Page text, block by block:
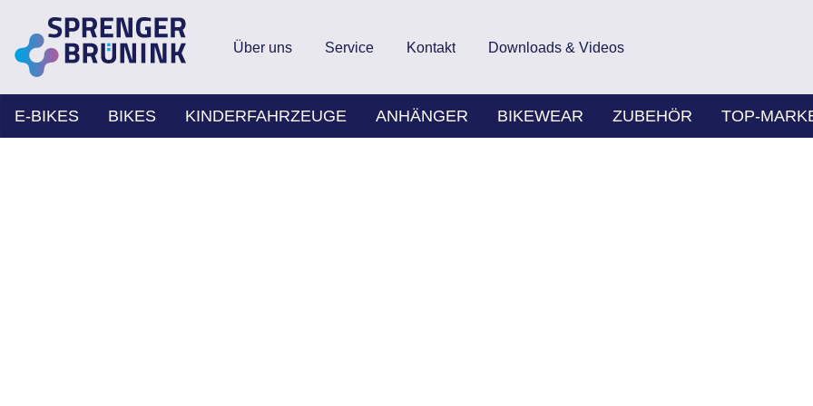
Über uns Service Kontakt Downloads & Videos
E-BIKES BIKES KINDERFAHRZEUGE ANHÄNGER BIKEWEAR ZUBEHÖR TOP-